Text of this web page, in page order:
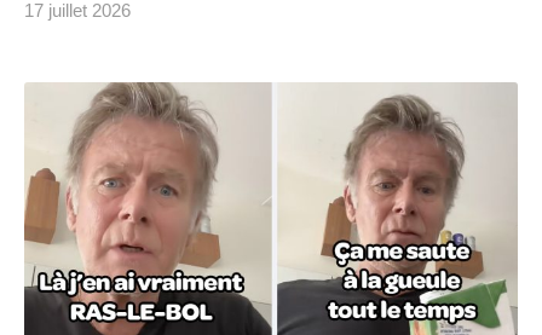
17 juillet 2026